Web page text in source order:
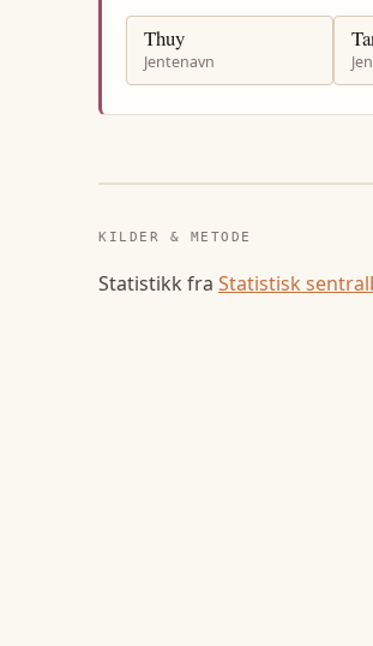
Thuy
Jentenavn
KILDER & METODE
Statistikk fra Statistisk